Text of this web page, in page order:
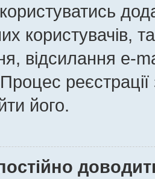
користувачів,
відсилання e-
Процес
його.